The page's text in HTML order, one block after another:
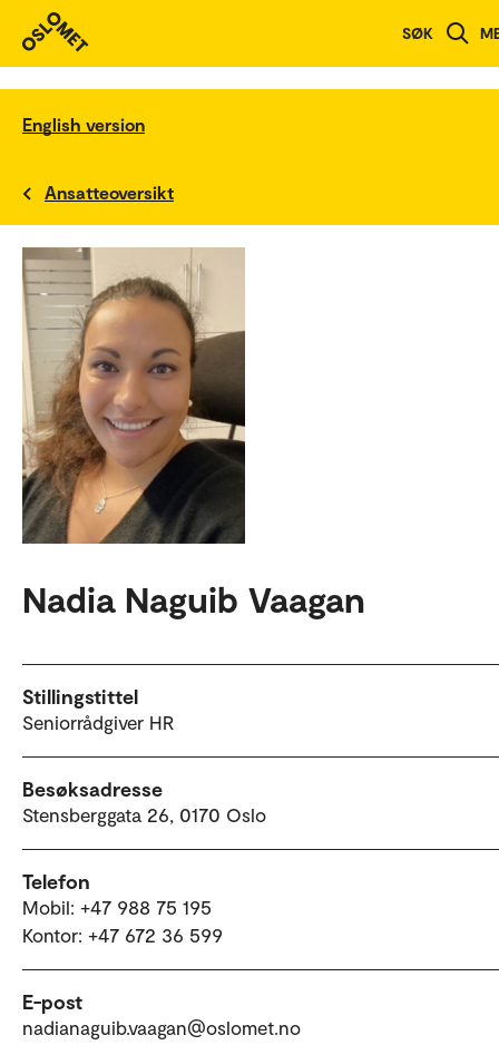
SØK
English version
Ansatteoversikt
Nadia Naguib Vaagan
Stillingstittel
Seniorrådgiver HR
Besøksadresse
Stensberggata 26, 0170 Oslo
Telefon
Mobil: +47 988 75 195
Kontor: +47 672 36 599
E-post
nadianaguib.vaagan@oslomet.no